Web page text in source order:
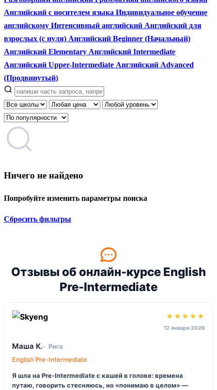
Английский с носителем языка Индивидуальное обучение
английскому Интенсивный английский Английский для
взрослых (с нуля) Английский Beginner (Начальный)
Английский Elementary Английский Intermediate
Английский Upper-Intermediate Английский Advanced
(Продвинутый)
Ничего не найдено
Попробуйте изменить параметры поиска
Сбросить фильтры
Отзывы об онлайн-курсе English
Pre-Intermediate
★★★★★
12 января 2026
Маша К.
Рига
English Pre-Intermediate
Я шла на Pre-Intermediate с кашей в голове: времена
путаю, говорить стесняюсь, но «понимаю в целом» —